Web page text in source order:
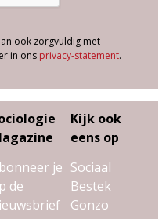
ook zorgvuldig met
in ons privacy-statement.
je
de
Kijk ook
eens op
Sociaal
Bestek
Gonzo